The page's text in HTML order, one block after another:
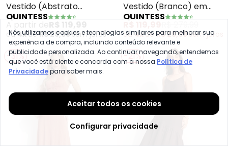
Vestido (Abstrato
Laranja) em Malha de
Viscose
QUINTESS
ou4xdeR$ 29,99semjuros
Vestido (Branco) em
Crepe Plano
QUINTESS
ou4xdeR$ 29,99semjuros
-31% -21%
Nós utilizamos cookies e tecnologias similares para melhorar sua
experiência de compra, incluindo conteúdo relevante e
publicidade personalizada. Ao continuar navegando, entendemos
que você está ciente e concorda com a nossa Política de
Privacidadepara saber mais.
Aceitar todos os cookies
Configurar privacidade